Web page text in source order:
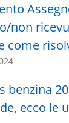
non
come